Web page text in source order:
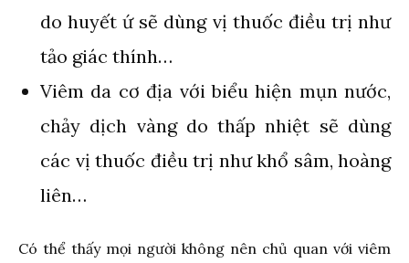
do huyết ứ sẽ dùng vị thuốc điều trị như
tảo giác thính…
Viêm da cơ địa với biểu hiện mụn nước,
chảy dịch vàng do thấp nhiệt sẽ dùng
các vị thuốc điều trị như khổ sâm, hoàng
liên…
Có thể thấy mọi người không nên chủ quan với viêm